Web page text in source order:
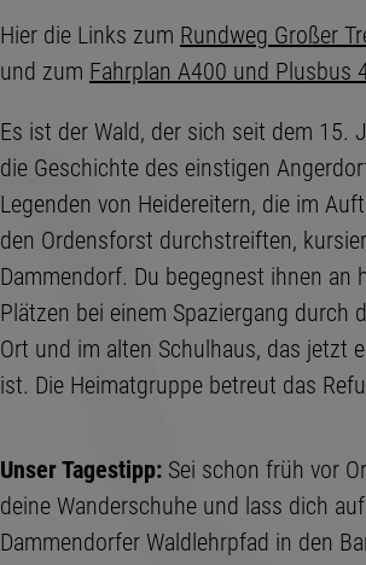
Hier die Links zum Rundweg Großer
und zum Fahrplan A400 und Plusbus
Es ist der Wald, der sich seit dem 15.
die Geschichte des einstigen
Legenden von Heidereitern, die im
den Ordensforst durchstreiften,
Dammendorf. Du begegnest ihnen an
Plätzen bei einem Spaziergang durch
Ort und im alten Schulhaus, das jetzt
ist. Die Heimatgruppe betreut das
Unser Tagestipp: Sei schon früh vor
deine Wanderschuhe und lass dich
Dammendorfer Waldlehrpfad in den